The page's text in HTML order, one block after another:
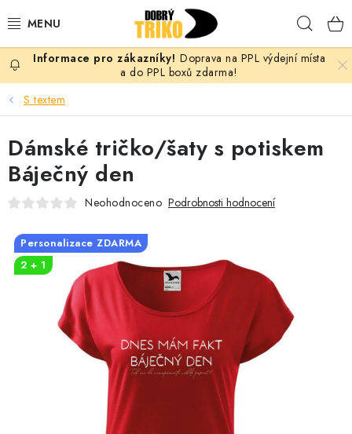
na
PRO ŽENY
PRO MUŽE
PRO DĚTI
DOPLŇKY
PRO PÁRY
VLASTNÍ MOTIV
OKAMŽITĚ K ODBĚRU
Doprava na PPL výdejní místa
a do PPL boxů zdarma!
S textem
Dámské tričko/šaty s potiskem
Báječný den
Neohodnoceno Podrobnosti hodnocení
Personalizace ZDARMA
2 + 1